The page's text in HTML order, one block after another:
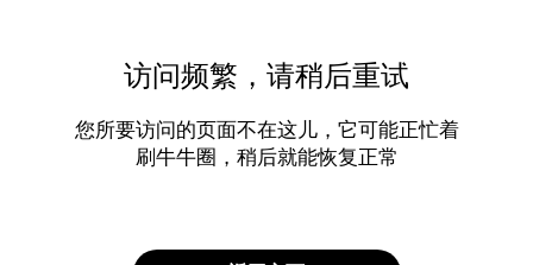
访问频繁，请稍后重试
您所要访问的页面不在这儿，它可能正忙着
刷牛牛圈，稍后就能恢复正常